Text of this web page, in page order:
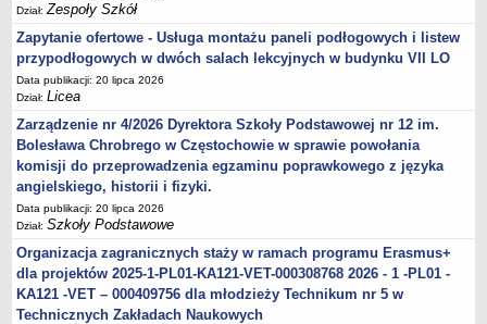
Dział:Zespoły Szkół
Zapytanie ofertowe - Usługa montażu paneli podłogowych i listew
przypodłogowych w dwóch salach lekcyjnych w budynku VII LO
Data publikacji: 20 lipca 2026
Dział:Licea
Zarządzenie nr 4/2026 Dyrektora Szkoły Podstawowej nr 12 im.
Bolesława Chrobrego w Częstochowie w sprawie powołania
komisji do przeprowadzenia egzaminu poprawkowego z języka
angielskiego, historii i fizyki.
Data publikacji: 20 lipca 2026
Dział:Szkoły Podstawowe
Organizacja zagranicznych staży w ramach programu Erasmus+
dla projektów 2025-1-PL01-KA121-VET-000308768 2026 - 1 -PL01 -
KA121 -VET – 000409756 dla młodzieży Technikum nr 5 w
Technicznych Zakładach Naukowych